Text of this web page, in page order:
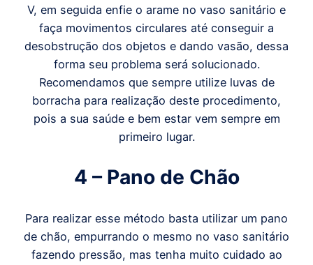
V, em seguida enfie o arame no vaso sanitário e
faça movimentos circulares até conseguir a
desobstrução dos objetos e dando vasão, dessa
forma seu problema será solucionado.
Recomendamos que sempre utilize luvas de
borracha para realização deste procedimento,
pois a sua saúde e bem estar vem sempre em
primeiro lugar.
4 – Pano de Chão
Para realizar esse método basta utilizar um pano
de chão, empurrando o mesmo no vaso sanitário
fazendo pressão, mas tenha muito cuidado ao